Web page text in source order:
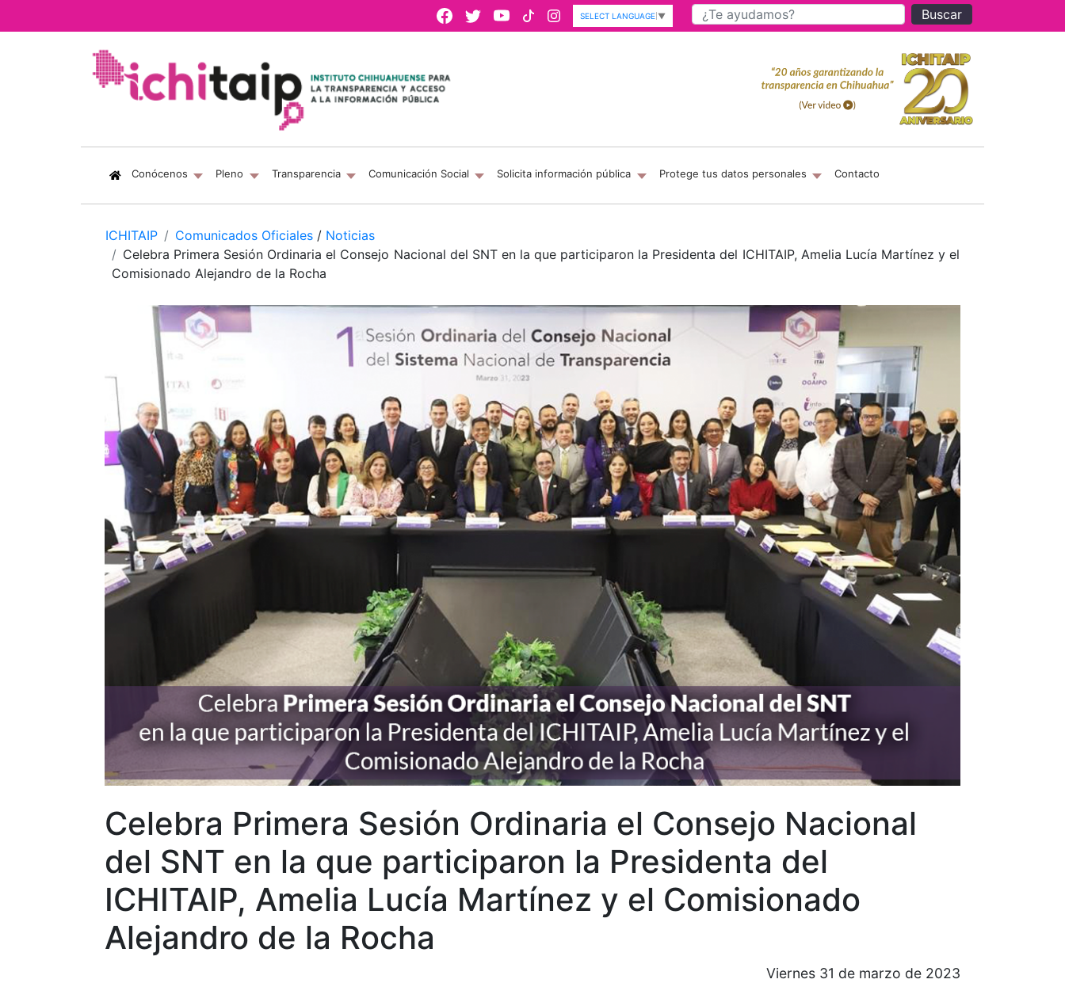
Buscar
SELECT LANGUAGE ▼
Conócenos (current)
Pleno Transparencia Comunicación Social Solicita información pública Protege tus datos personales Contacto
ICHITAIP Comunicados Oficiales / Noticias
Celebra Primera Sesión Ordinaria el Consejo Nacional del SNT en la que participaron la Presidenta del ICHITAIP, Amelia Lucía Martínez y el
Comisionado Alejandro de la Rocha
Celebra Primera Sesión Ordinaria el Consejo Nacional
del SNT en la que participaron la Presidenta del
ICHITAIP, Amelia Lucía Martínez y el Comisionado
Alejandro de la Rocha
Viernes 31 de marzo de 2023